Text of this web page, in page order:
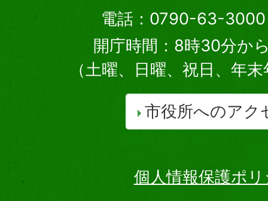
電話：0790-63-3000
開庁時間：8時30分か
（土曜、日曜、祝日、年
市役所へのアク
個人情報保護ポ